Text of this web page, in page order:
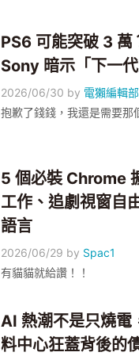
PS6 可能突破 3 萬
Sony 暗示「下一代
2026/06/30 by 電獺編輯部
抱歉了錢錢，我還是需要那
5 個必裝 Chrome
工作、追劇視窗自
語言
2026/06/29 by Spac1
有貓貓就給讚！！
AI 熱潮不是只燒電
料中心狂蓋背後的